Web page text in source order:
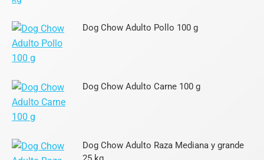
Dog Chow Adulto Pollo 100 g
Dog Chow Adulto Carne 100 g
Dog Chow Adulto Raza Mediana y grande